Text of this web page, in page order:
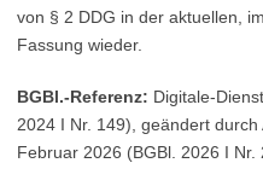
von § 2 DDG in der aktuellen,
Fassung wieder.
BGBl.-Referenz: Digitale-
2024 I Nr. 149), geändert durch
Februar 2026 (BGBl. 2026 I Nr.